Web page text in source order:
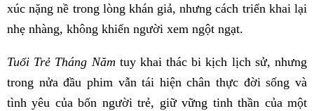
xúc nặng nề trong lòng khán giả, nhưng cách triển khai lại
nhẹ nhàng, không khiến người xem ngột ngạt.
Tuổi Trẻ Tháng Năm tuy khai thác bi kịch lịch sử, nhưng
trong nửa đầu phim vẫn tái hiện chân thực đời sống và
tình yêu của bốn người trẻ, giữ vững tinh thần của một